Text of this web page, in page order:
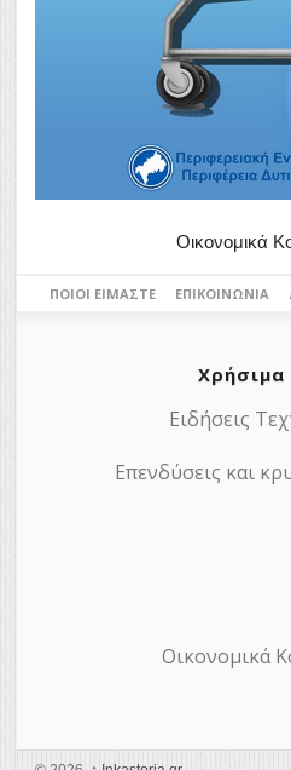
Οικονομικά
ΠΟΙΟΙ ΕΊΜΑΣΤΕ ΕΠΙΚΟΙΝΩΝΊΑ
Χρήσιμα
Ειδήσεις
Επενδύσεις και
Οικονομικά